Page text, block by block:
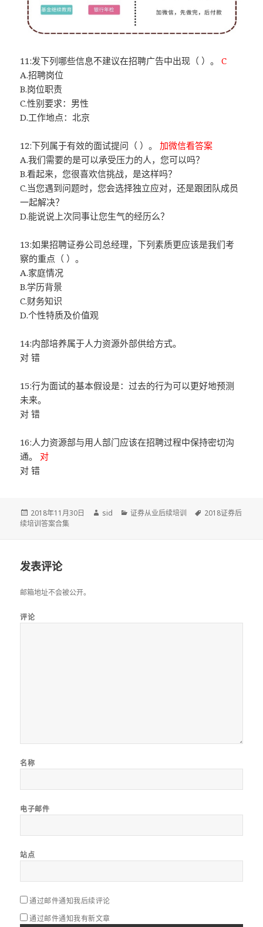
11:发下列哪些信息不建议在招聘广告中出现（ ）。C
A.招聘岗位
B.岗位职责
C.性别要求：男性
D.工作地点：北京
12:下列属于有效的面试提问（ ）。加微信看答案
A.我们需要的是可以承受压力的人，您可以吗？
B.看起来，您很喜欢信挑战，是这样吗？
C.当您遇到问题时，您会选择独立应对，还是跟团队成员
一起解决？
D.能说说上次同事让您生气的经历么？
13:如果招聘证券公司总经理，下列素质更应该是我们考
察的重点（ ）。
A.家庭情况
B.学历背景
C.财务知识
D.个性特质及价值观
14:内部培养属于人力资源外部供给方式。
对 错
15:行为面试的基本假设是：过去的行为可以更好地预测
未来。
对 错
16:人力资源部与用人部门应该在招聘过程中保持密切沟
通。 对
对 错
发
布
2018年11月30日
作
sid
分
证券从业后续培训
标
2018证券后
续培训答案合集
发表评论
邮箱地址不会被公开。
评论
名称
电子邮件
站点
通过邮件通知我后续评论
通过邮件通知我有新文章